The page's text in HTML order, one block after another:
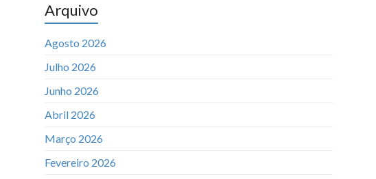
Arquivo
Agosto 2026
Julho 2026
Junho 2026
Abril 2026
Março 2026
Fevereiro 2026